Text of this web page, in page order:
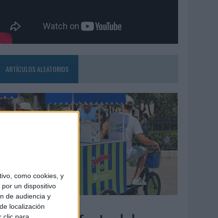
como cookies, y
un dispositivo
de audiencia y
localización
clic para
ARTÍCULOS ALEATORIOS